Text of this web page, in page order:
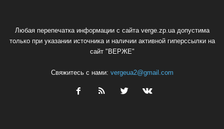
Любая перепечатка информации с сайта verge.zp.ua допустима
только при указании источника и наличии активной гиперссылки на
сайт "ВЕРЖЕ"
Свяжитесь с нами: vergeua2@gmail.com